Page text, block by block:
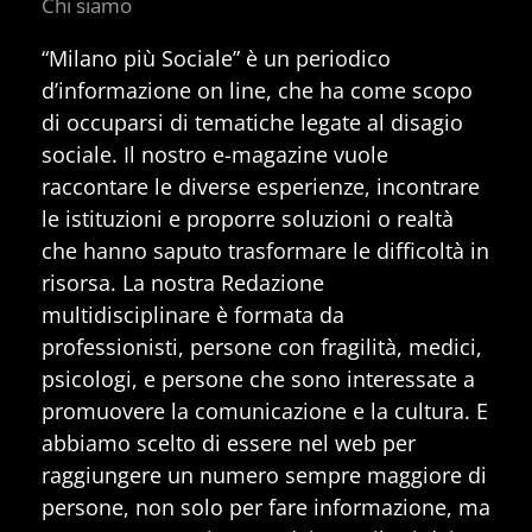
“Milano più Sociale” è un periodico
d’informazione on line, che ha come scopo
di occuparsi di tematiche legate al disagio
sociale. Il nostro e-magazine vuole
raccontare le diverse esperienze, incontrare
le istituzioni e proporre soluzioni o realtà
che hanno saputo trasformare le difficoltà in
risorsa. La nostra Redazione
multidisciplinare è formata da
professionisti, persone con fragilità, medici,
psicologi, e persone che sono interessate a
promuovere la comunicazione e la cultura. E
abbiamo scelto di essere nel web per
raggiungere un numero sempre maggiore di
persone, non solo per fare informazione, ma